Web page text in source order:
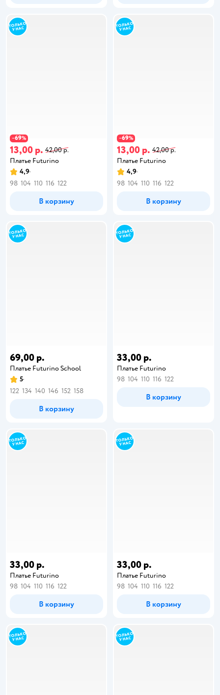
−69%
13,00 р. 42,00 р.
Платье Futurino
4,9
98 104 110 116 122
В корзину
−69%
13,00 р. 42,00 р.
Платье Futurino
4,9
98 104 110 116 122
В корзину
69,00 р.
Платье Futurino School
5
122 134 140 146 152 158
В корзину
33,00 р.
Платье Futurino
98 104 110 116 122
В корзину
33,00 р.
Платье Futurino
98 104 110 116 122
В корзину
33,00 р.
Платье Futurino
98 104 110 116 122
В корзину